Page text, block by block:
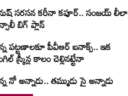
సరసన కరీనా కపూర్.. సంజయ్ లీలా
బిగ్ ప్లాన్
పట్టణాలకూ పీవీఆర్ ఐనాక్స్.. ఇక
స్క్రీన్ల కాలం చెల్లినట్టేనా
నో అన్నాడు.. తమ్ముడు సై అన్నాడు